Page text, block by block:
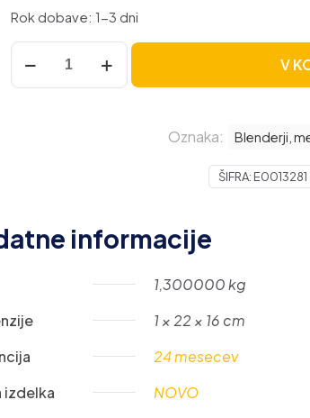
Rok dobave: 1-3 dni
Ufesa
ročni
mešalnik
V
Oznaka: Blenderji,
ŠIFRA: E0013281
informacije
1,300000 kg
1 × 22 × 16 cm
24 mesecev
izdelka
NOVO